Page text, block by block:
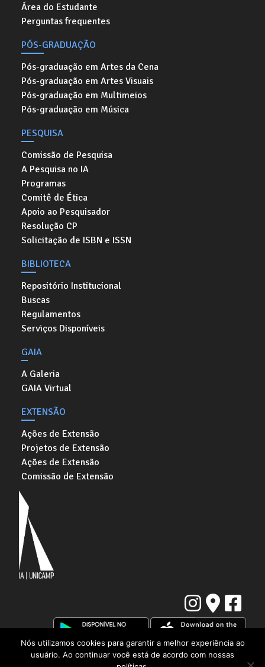
Área do Estudante
Perguntas frequentes
PÓS-GRADUAÇÃO
Pós-graduação em Artes da Cena
Pós-graduação em Artes Visuais
Pós-graduação em Multimeios
Pós-graduação em Música
PESQUISA
Comissão de Pesquisa
A Pesquisa no IA
Programas
Comitê de Ética
Apoio ao Pesquisador
Resolução CP
Solicitação de ISBN e ISSN
BIBLIOTECA
Repositório Institucional
Buscas
Regulamentos
Serviços Disponíveis
GAIA
A Galeria
GAIA Virtual
EXTENSÃO
Ações de Extensão
Projetos de Extensão
Ações de Extensão
Comissão de Extensão
Instituto de Artes da Universidade Estadual de Campinas
Rua Elis Regina, 50. Cidade Universitária "Zeferino Vaz" | Barão Geraldo,
Nós utilizamos cookies para garantir a melhor experiência ao
usuário. Ao continuar você está de acordo com nossas